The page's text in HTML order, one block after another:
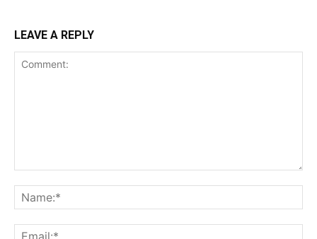
LEAVE A REPLY